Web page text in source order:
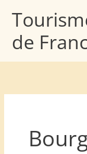
contenu
de